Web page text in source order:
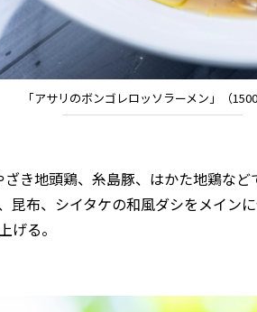
「アサリのボンゴレロッソラーメン」（1500
き地頭鶏、糸島豚、はかた地鶏な
昆布、シイタケの和風ダシをメイン
げる。